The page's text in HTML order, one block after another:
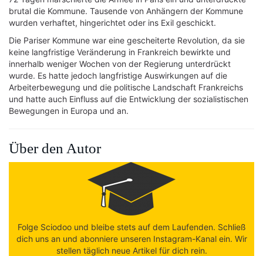
brutal die Kommune. Tausende von Anhängern der Kommune
wurden verhaftet, hingerichtet oder ins Exil geschickt.
Die Pariser Kommune war eine gescheiterte Revolution, da sie
keine langfristige Veränderung in Frankreich bewirkte und
innerhalb weniger Wochen von der Regierung unterdrückt
wurde. Es hatte jedoch langfristige Auswirkungen auf die
Arbeiterbewegung und die politische Landschaft Frankreichs
und hatte auch Einfluss auf die Entwicklung der sozialistischen
Bewegungen in Europa und an.
Über den Autor
Folge Sciodoo und bleibe stets auf dem Laufenden. Schließ
dich uns an und abonniere unseren Instagram-Kanal ein. Wir
stellen täglich neue Artikel für dich rein.